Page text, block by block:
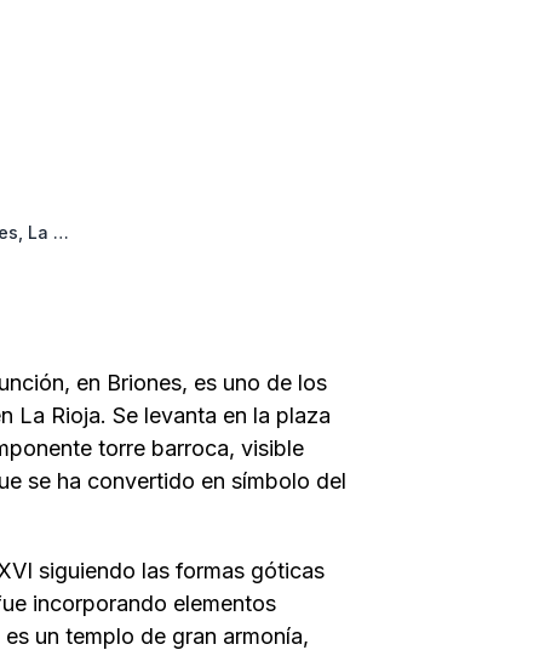
Iglesia de Nuestra Señora de la Asunción, Briones, La Rioja
en Briones, es uno de los
La Rioja. Se levanta en la plaza
torre barroca, visible
se ha convertido en símbolo del
siguiendo las formas góticas
incorporando elementos
un templo de gran armonía,